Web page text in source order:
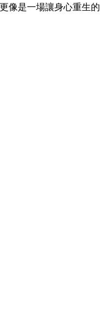
是一場讓身心重生的